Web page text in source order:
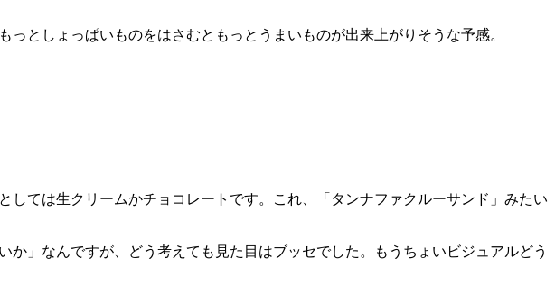
としょっぱいものをはさむともっとうまいものが出来上がりそうな予感。
ては生クリームかチョコレートです。これ、「タンナファクルーサンド」みたい
」なんですが、どう考えても見た目はブッセでした。もうちょいビジュアルどう